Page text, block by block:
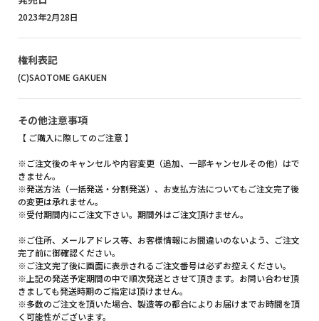
2023年2月28日
権利表記
(C)SAOTOME GAKUEN
その他注意事項
【 ご購入に際してのご注意 】
※ご注文後のキャンセルや内容変更（追加、一部キャンセルその他）はで
きません。
※発送方法（一括発送・分割発送）、お支払方法についてもご注文完了後
の変更は承れません。
※受付期間内にご注文下さい。期間外はご注文頂けません。
※ご住所、メールアドレス等、お客様情報にお間違いのないよう、ご注文
完了前に御確認ください。
※ご注文完了後に画面に表示されるご注文番号は必ずお控えください。
※上記の発送予定期間の中で順次発送とさせて頂きます。お問い合わせ頂
きましても発送時期のご指定は頂けません。
※多数のご注文を頂いた場合、製造等の都合によりお届けまでお時間を頂
く可能性がございます。